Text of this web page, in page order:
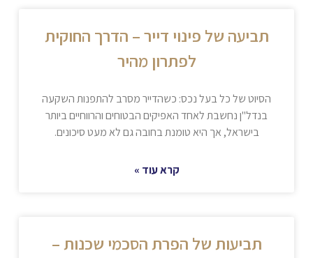
תביעה של פינוי דייר – הדרך החוקית
לפתרון מהיר
הסיוט של כל בעל נכס: כשהדייר מסרב להתפנות השקעה
בנדל"ן נחשבת לאחד האפיקים הבטוחים והרווחיים ביותר
בישראל, אך היא טומנת בחובה גם לא מעט סיכונים.
קרא עוד »
תביעות של הפרת הסכמי שכנות –